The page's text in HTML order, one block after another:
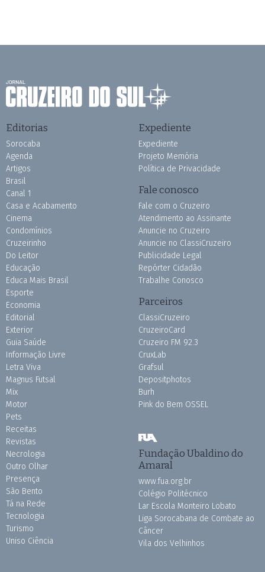
Editorias
Sorocaba
Agenda
Artigos
Brasil
Canal 1
Casa e Acabamento
Cinema
Condomínios
Cruzeirinho
Do Leitor
Educação
Educa Mais Brasil
Esporte
Economia
Editorial
Exterior
Guia Saúde
Informação Livre
Letra Viva
Magnus Futsal
Mix
Motor
Pets
Receitas
Revistas
Necrologia
Outro Olhar
Presença
São Bento
Tá na Rede
Tecnologia
Turismo
Uniso Ciência
Expediente
Expediente
Projeto Memória
Política de Privacidade
Fale conosco
Fale com o Cruzeiro
Atendimento ao Assinante
Anuncie no Cruzeiro
Anuncie no ClassiCruzeiro
Publicidade Legal
Repórter Cidadão
Trabalhe Conosco
Parceiros
ClassiCruzeiro
CruzeiroCard
Cruzeiro FM 92.3
CruxLab
Grafsul
Depositphotos
Burh
Pink do Bem OSSEL
Fundação Ubaldino do
Amaral
www.fua.org.br
Colégio Politécnico
Lar Escola Monteiro Lobato
Liga Sorocabana de Combate ao
Câncer
Vila dos Velhinhos